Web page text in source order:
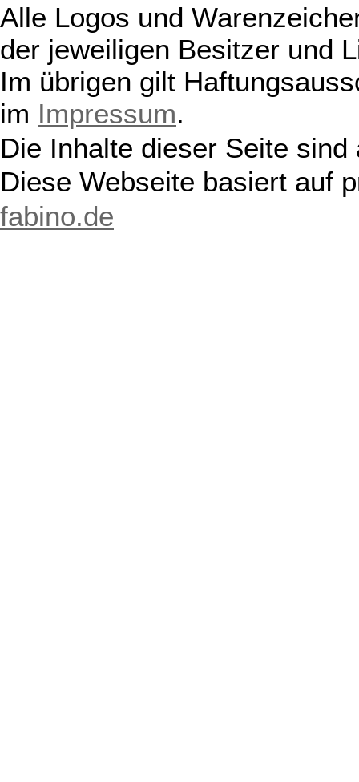
Alle Logos und
der jeweiligen Besitzer und
Im übrigen gilt
im Impressum.
Die Inhalte dieser Seite
Diese Webseite basiert auf
fabino.de